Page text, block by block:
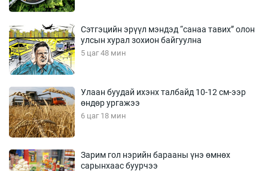
Сэтгэцийн эрүүл мэндэд “санаа тавих” олон
улсын хурал зохион байгуулна
5 цаг 48 мин
Улаан буудай ихэнх талбайд 10-12 см-ээр
өндөр ургажээ
6 цаг 18 мин
Зарим гол нэрийн барааны үнэ өмнөх
сарынхаас буурчээ